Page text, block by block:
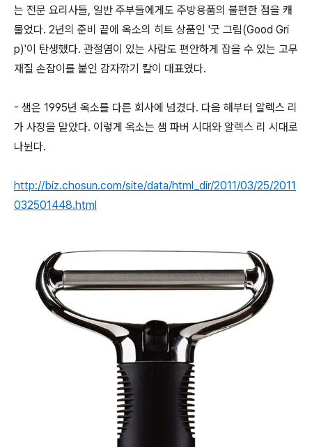
는 전문 요리사들, 일반 주부들에게도 주방용품의 불편한 점을 캐
물었다. 2년의 준비 끝에 옥소의 히트 상품인 '굿 그립(Good Gri
p)'이 탄생했다. 관절염이 있는 사람도 편안하게 잡을 수 있는 고무
재질 손잡이를 붙인 감자깎기 칼이 대표였다.
- 샘은 1995년 옥소를 다른 회사에 넘겼다. 다음 해부터 알렉스 리
가 사장을 맡았다. 이렇게 옥소는 샘 파버 시대와 알렉스 리 시대로
나뉜다.
http://biz.chosun.com/site/data/html_dir/2011/03/25/2011
032501448.html